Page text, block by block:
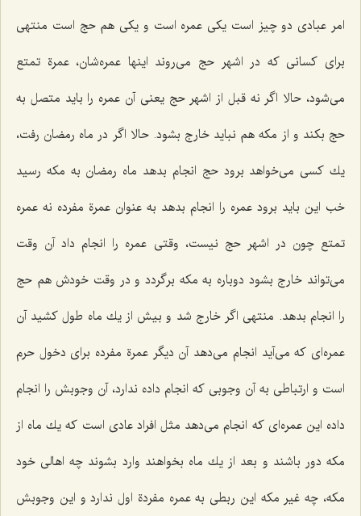
امر عبادی دو چیز است یكی عمره است و یكی هم حج است منتهی
برای كسانی كه در اشهر حج می‌روند اینها عمره‌شان، عمرة تمتع
می‌شود، حالا اگر نه قبل از اشهر حج یعنی آن عمره را باید متصل به
حج بكند و از مكه هم نباید خارج بشود. حالا اگر در ماه رمضان رفت،
یك كسی می‌خواهد برود حج انجام بدهد ماه رمضان به مكه رسید
خب این باید برود عمره را انجام بدهد به عنوان عمرة مفرده نه عمره
تمتع چون در اشهر حج نیست، وقتی عمره را انجام داد آن وقت
می‌تواند خارج بشود دوباره به مكه برگردد و در وقت خودش هم حج
را انجام بدهد. منتهی اگر خارج شد و بیش از یك ماه طول كشید آن
عمره‌ای كه می‌آید انجام می‌دهد آن دیگر عمرة مفرده برای دخول حرم
است و ارتباطی به آن وجوبی كه انجام داده ندارد، آن وجوبش را انجام
داده این عمره‌ای كه انجام می‌دهد مثل افراد عادی است كه یك ماه از
مكه دور باشند و بعد از یك ماه بخواهند وارد بشوند چه اهالی خود
مكه، چه غیر مكه این ربطی به عمره مفردة اول ندارد و این وجوبش